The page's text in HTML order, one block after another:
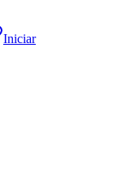
Iniciar